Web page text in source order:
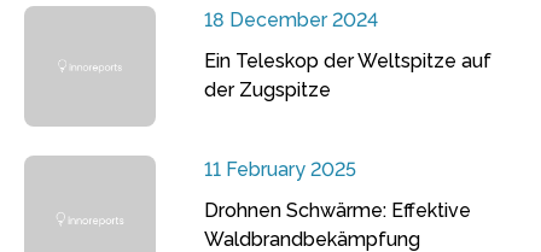
18 December 2024
Ein Teleskop der Weltspitze auf
der Zugspitze
11 February 2025
Drohnen Schwärme: Effektive
Waldbrandbekämpfung